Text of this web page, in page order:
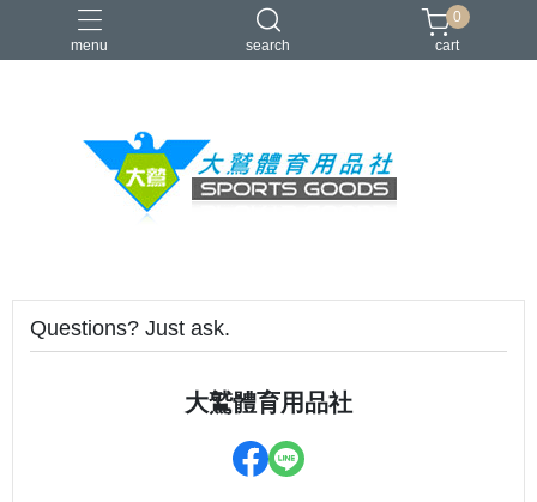
menu search
VICTOR YONEX 羽球拍 羽球鞋 零碼出清
0
cart
Questions? Just ask.
大鷲體育用品社